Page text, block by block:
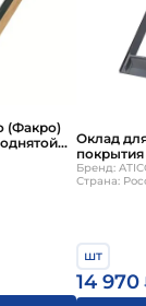
(Факро)
см
Оклад
покрытия
Бренд:
Страна:
шт
14 970